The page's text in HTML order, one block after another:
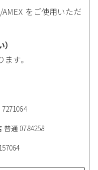
をご使用いただ
す。
普通 0784258